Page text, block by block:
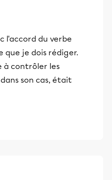
l'accord du verbe
je dois rédiger.
à contrôler les
son cas, était